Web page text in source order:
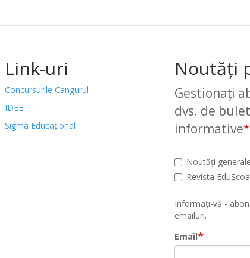
Link-uri
Concursurile Cangurul
IDEE
Sigma Educațional
Noutăți
Gestionați
dvs. de
informative
Noutăți generale
Revista
Informați-vă -
emailuri.
Email